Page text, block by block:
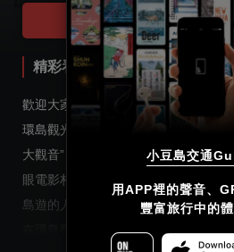
Tour Start
小豆島交通
用APP裡的聲音、
豐富旅行中的體
精彩看點 環島觀光巴士
歡迎大家乘坐小豆島交通“環島觀光巴
環島觀光巴士是從土莊港出發的環島
大觀音”，“寒霞溪”，“醬油鄉”，“小豆
眼電影村”。對於第一次來到小豆島觀
島遊的人來說，這將是一個完美的選
在環島觀光巴士上將有一位小豆島交
Select
日本語
English
简体中文